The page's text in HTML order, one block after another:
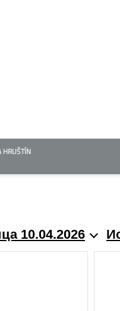
HRUŠTÍN
10.04.2026